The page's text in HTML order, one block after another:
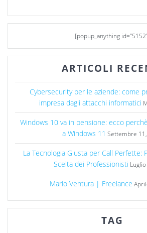
[popup_anything
ARTICOLI
Cybersecurity per le aziende: come
impresa dagli attacchi informatici
Windows 10 va in pensione: ecco
a Windows 11 Settembre
La Tecnologia Giusta per Call Perfette:
Scelta dei Professionisti
Mario Ventura | Freelance
TAG